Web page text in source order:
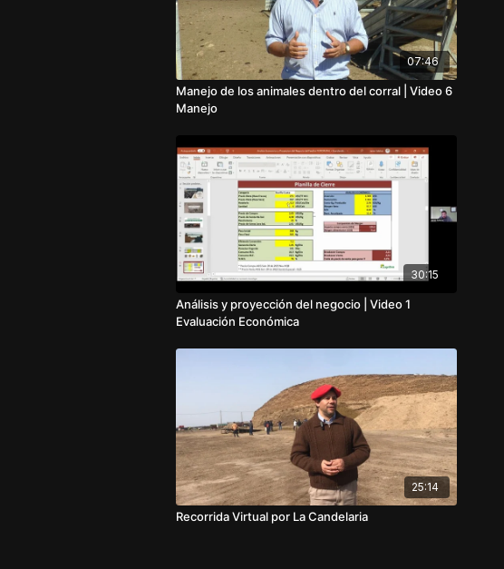
07:46
Manejo de los animales dentro del corral | Video 6
Manejo
30:15
Análisis y proyección del negocio | Video 1
Evaluación Económica
25:14
Recorrida Virtual por La Candelaria